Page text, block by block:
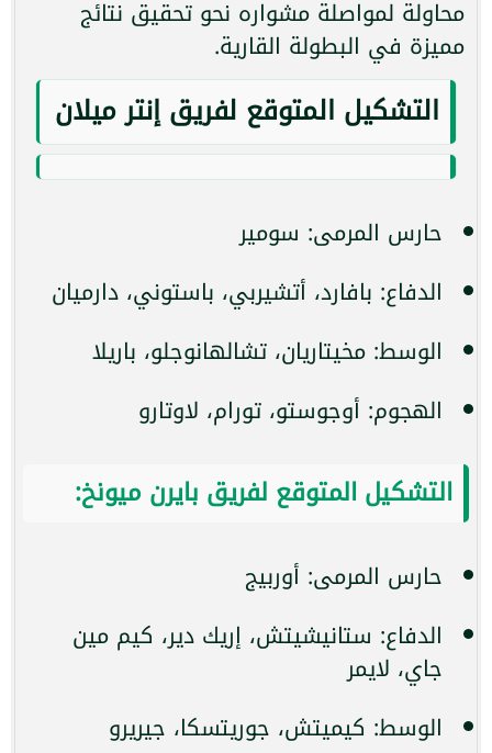
محاولة لمواصلة مشواره نحو تحقيق نتائج
مميزة في البطولة القارية.
التشكيل المتوقع لفريق إنتر ميلان
حارس المرمى: سومير
الدفاع: بافارد، أتشيربي، باستوني، دارميان
الوسط: مخيتاريان، تشالهانوجلو، باريلا
الهجوم: أوجوستو، تورام، لاوتارو
التشكيل المتوقع لفريق بايرن ميونخ:
حارس المرمى: أوربيج
الدفاع: ستانيشيتش، إريك دير، كيم مين
جاي، لايمر
الوسط: كيميتش، جوريتسكا، جيريرو